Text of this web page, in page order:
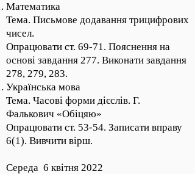
Математика
Тема. Письмове додавання трицифрових
чисел.
Опрацювати ст. 69-71. Пояснення на
основі завдання 277. Виконати завдання
278, 279, 283.
Українська мова
Тема. Часові форми дієслів. Г.
Фалькович «Обіцяю»
Опрацювати ст. 53-54. Записати вправу
6(1). Вивчити вірш.
Середа 6 квітня 2022